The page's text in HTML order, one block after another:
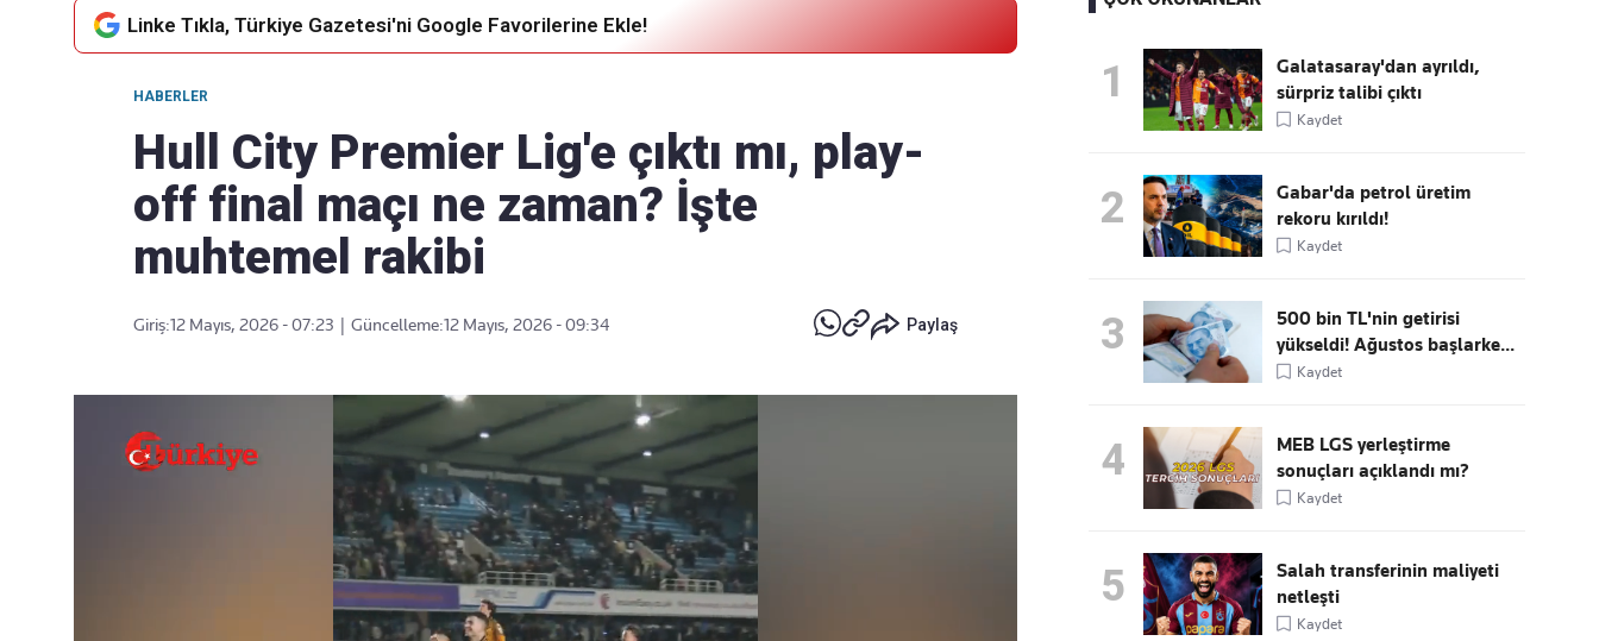
akışımıza ulaşın
göndermek içintıklayın
Kaçırmayın
Ücretsiz üye olun, gündemi
Linke Tıkla, Türkiye Gazetesi'ni Google Favorilerine Ekle!
HABERLER
Hull City Premier Lig'e çıktı mı, play-
off final maçı ne zaman? İşte
muhtemel rakibi
Giriş:12 Mayıs, 2026 - 07:23 Güncelleme:12 Mayıs, 2026 - 09:34 Paylaş
1
Galatasaray'dan ayrıldı,
sürpriz talibi çıktı
Kaydet
2
Gabar'da petrol üretim
rekoru kırıldı!
Kaydet
3
500 bin TL'nin getirisi
yükseldi! Ağustos başlarke...
Kaydet
4
MEB LGS yerleştirme
sonuçları açıklandı mı?
Kaydet
5
Salah transferinin maliyeti
netleşti
Kaydet